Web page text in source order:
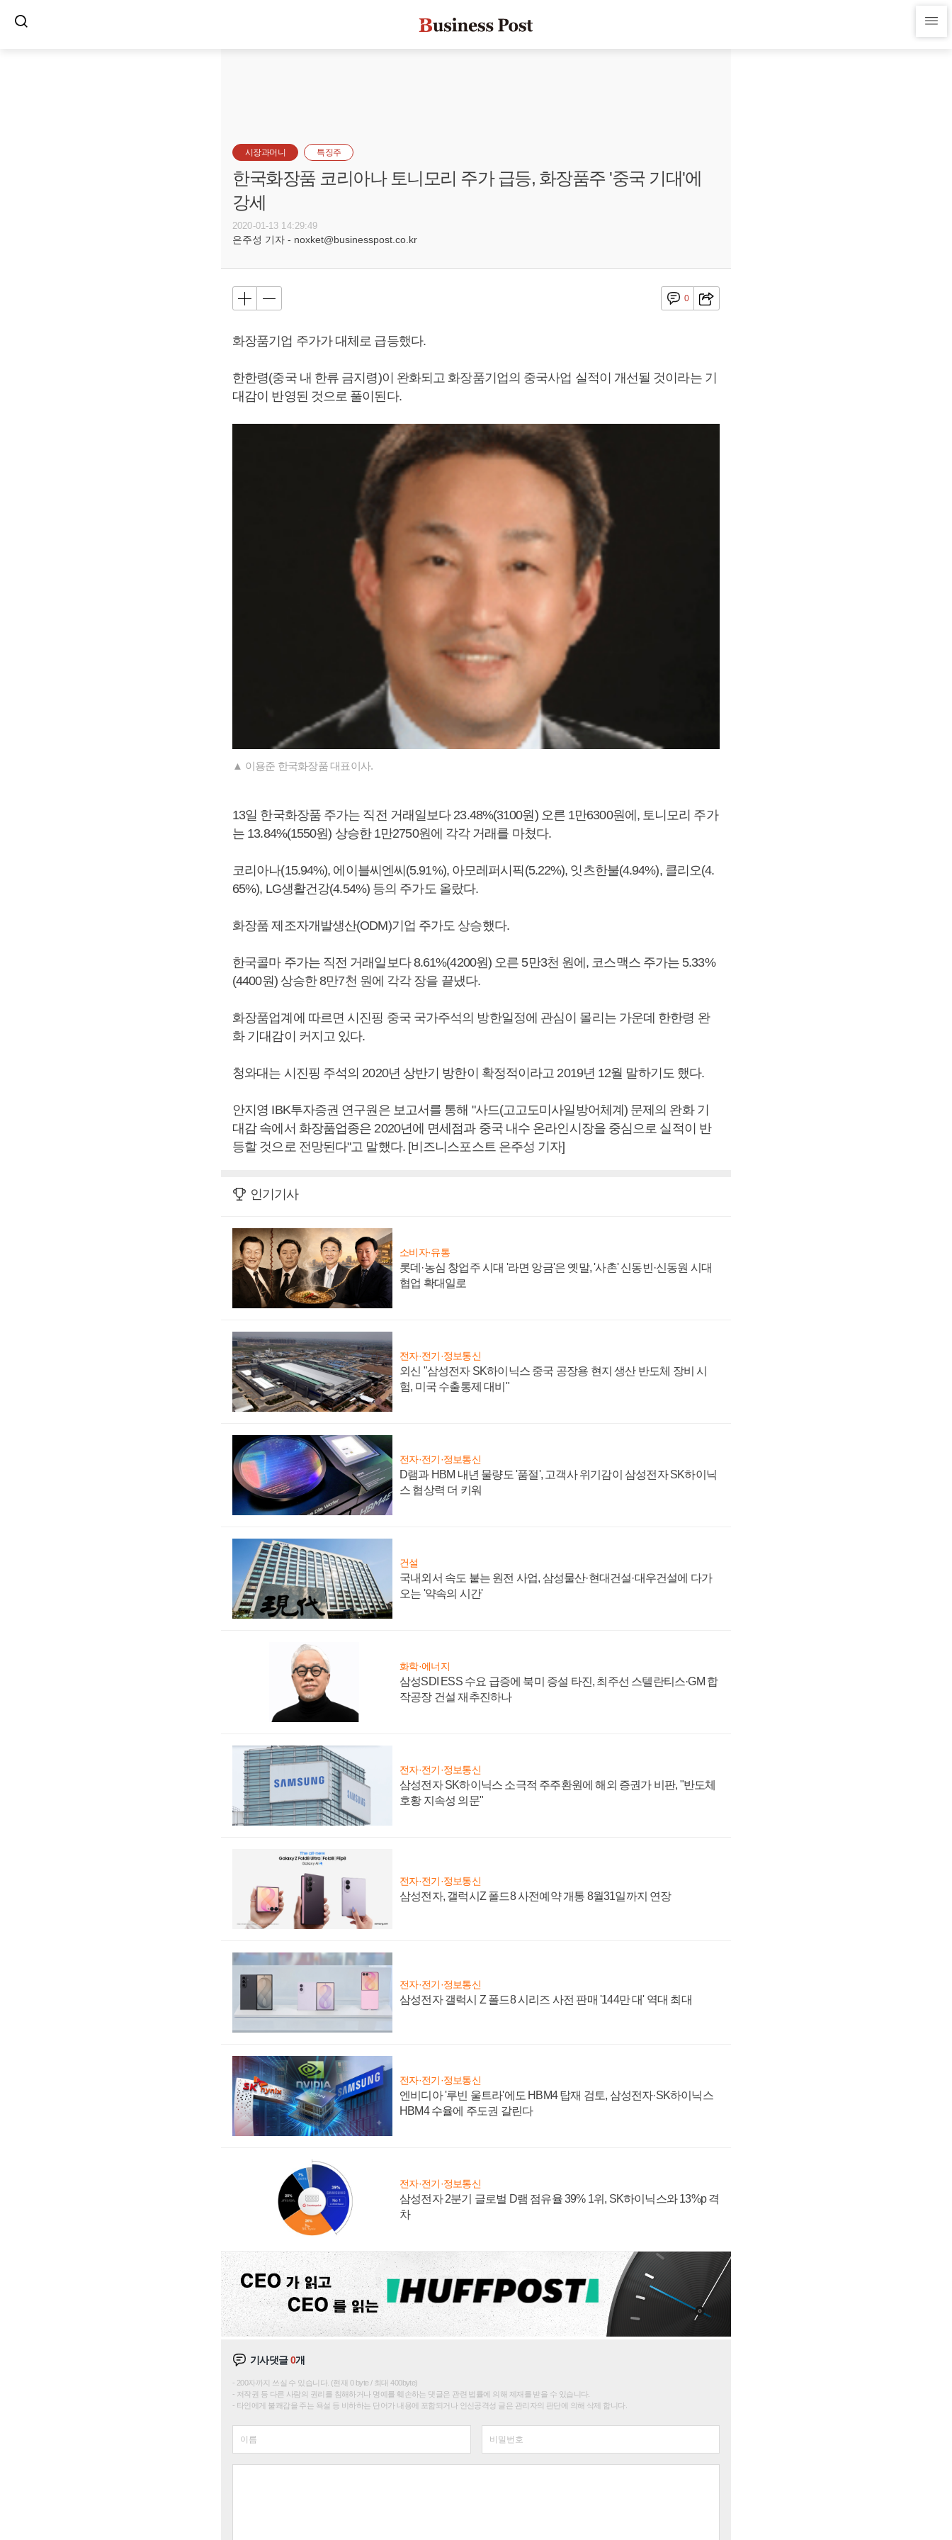
시장과머니 특징주
한국화장품 코리아나 토니모리 주가 급등, 화장품주 '중국 기대'에
강세
2020-01-13 14:29:49
은주성 기자 - noxket@businesspost.co.kr
0
화장품기업 주가가 대체로 급등했다.
한한령(중국 내 한류 금지령)이 완화되고 화장품기업의 중국사업 실적이 개선될 것이라는 기
대감이 반영된 것으로 풀이된다.
▲ 이용준 한국화장품 대표이사.
13일 한국화장품 주가는 직전 거래일보다 23.48%(3100원) 오른 1만6300원에, 토니모리 주가
는 13.84%(1550원) 상승한 1만2750원에 각각 거래를 마쳤다.
코리아나(15.94%), 에이블씨엔씨(5.91%), 아모레퍼시픽(5.22%), 잇츠한불(4.94%), 클리오(4.
65%), LG생활건강(4.54%) 등의 주가도 올랐다.
화장품 제조자개발생산(ODM)기업 주가도 상승했다.
한국콜마 주가는 직전 거래일보다 8.61%(4200원) 오른 5만3천 원에, 코스맥스 주가는 5.33%
(4400원) 상승한 8만7천 원에 각각 장을 끝냈다.
화장품업계에 따르면 시진핑 중국 국가주석의 방한일정에 관심이 몰리는 가운데 한한령 완
화 기대감이 커지고 있다.
청와대는 시진핑 주석의 2020년 상반기 방한이 확정적이라고 2019년 12월 말하기도 했다.
안지영 IBK투자증권 연구원은 보고서를 통해 "사드(고고도미사일방어체계) 문제의 완화 기
대감 속에서 화장품업종은 2020년에 면세점과 중국 내수 온라인시장을 중심으로 실적이 반
등할 것으로 전망된다"고 말했다. [비즈니스포스트 은주성 기자]
인기기사
소비자·유통
롯데·농심 창업주 시대 '라면 앙금'은 옛말, '사촌' 신동빈·신동원 시대
협업 확대일로
전자·전기·정보통신
외신 "삼성전자 SK하이닉스 중국 공장용 현지 생산 반도체 장비 시
험, 미국 수출통제 대비"
전자·전기·정보통신
D램과 HBM 내년 물량도 '품절', 고객사 위기감이 삼성전자 SK하이닉
스 협상력 더 키워
건설
국내외서 속도 붙는 원전 사업, 삼성물산·현대건설·대우건설에 다가
오는 '약속의 시간'
화학·에너지
삼성SDI ESS 수요 급증에 북미 증설 타진, 최주선 스텔란티스·GM 합
작공장 건설 재추진하나
전자·전기·정보통신
삼성전자 SK하이닉스 소극적 주주환원에 해외 증권가 비판, "반도체
호황 지속성 의문"
전자·전기·정보통신
삼성전자, 갤럭시Z 폴드8 사전예약 개통 8월31일까지 연장
전자·전기·정보통신
삼성전자 갤럭시 Z 폴드8 시리즈 사전 판매 '144만 대' 역대 최대
전자·전기·정보통신
엔비디아 '루빈 울트라'에도 HBM4 탑재 검토, 삼성전자·SK하이닉스
HBM4 수율에 주도권 갈린다
전자·전기·정보통신
삼성전자 2분기 글로벌 D램 점유율 39% 1위, SK하이닉스와 13%p 격
차
기사댓글0개
200자까지 쓰실 수 있습니다. (현재 0 byte / 최대 400byte)
저작권 등 다른 사람의 권리를 침해하거나 명예를 훼손하는 댓글은 관련 법률에 의해 제재를 받을 수 있습니다.
타인에게 불쾌감을 주는 욕설 등 비하하는 단어가 내용에 포함되거나 인신공격성 글은 관리자의 판단에 의해 삭제 합니다.